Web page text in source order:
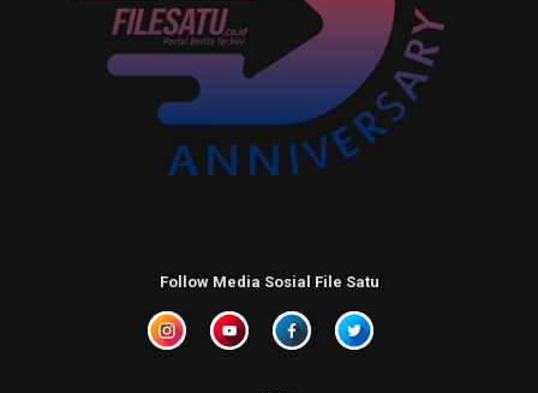
Follow Media Sosial File Satu